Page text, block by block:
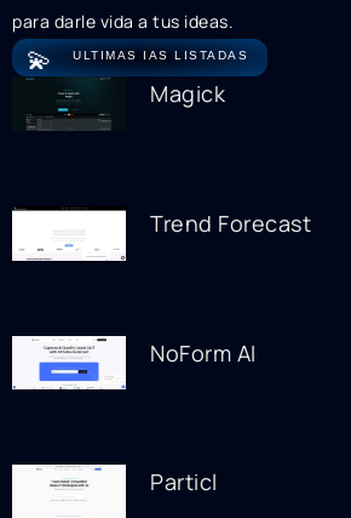
para darle vida a tus ideas.
💫 ULTIMAS IAS LISTADAS
Magick
Trend Forecast
NoForm AI
Particl